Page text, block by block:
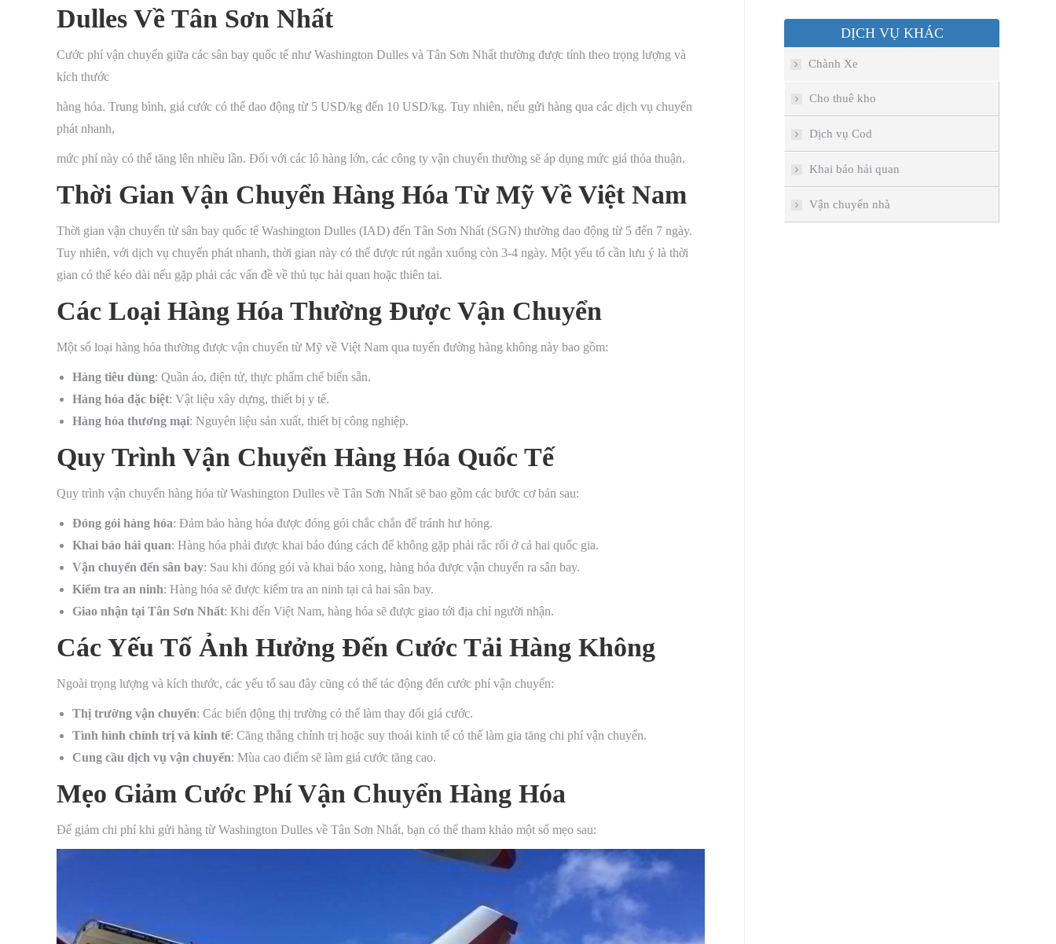
Dulles Về Tân Sơn Nhất
Cước phí vận chuyển giữa các sân bay quốc tế như Washington Dulles và Tân Sơn Nhất thường được tính theo trọng lượng và
kích thước
hàng hóa. Trung bình, giá cước có thể dao động từ 5 USD/kg đến 10 USD/kg. Tuy nhiên, nếu gửi hàng qua các dịch vụ chuyển
phát nhanh,
mức phí này có thể tăng lên nhiều lần. Đối với các lô hàng lớn, các công ty vận chuyển thường sẽ áp dụng mức giá thỏa thuận.
Thời Gian Vận Chuyển Hàng Hóa Từ Mỹ Về Việt Nam
Thời gian vận chuyển từ sân bay quốc tế Washington Dulles (IAD) đến Tân Sơn Nhất (SGN) thường dao động từ 5 đến 7 ngày.
Tuy nhiên, với dịch vụ chuyển phát nhanh, thời gian này có thể được rút ngắn xuống còn 3-4 ngày. Một yếu tố cần lưu ý là thời
gian có thể kéo dài nếu gặp phải các vấn đề về thủ tục hải quan hoặc thiên tai.
Các Loại Hàng Hóa Thường Được Vận Chuyển
Một số loại hàng hóa thường được vận chuyển từ Mỹ về Việt Nam qua tuyến đường hàng không này bao gồm:
Hàng tiêu dùng: Quần áo, điện tử, thực phẩm chế biến sẵn.
Hàng hóa đặc biệt: Vật liệu xây dựng, thiết bị y tế.
Hàng hóa thương mại: Nguyên liệu sản xuất, thiết bị công nghiệp.
Quy Trình Vận Chuyển Hàng Hóa Quốc Tế
Quy trình vận chuyển hàng hóa từ Washington Dulles về Tân Sơn Nhất sẽ bao gồm các bước cơ bản sau:
Đóng gói hàng hóa: Đảm bảo hàng hóa được đóng gói chắc chắn để tránh hư hỏng.
Khai báo hải quan: Hàng hóa phải được khai báo đúng cách để không gặp phải rắc rối ở cả hai quốc gia.
Vận chuyển đến sân bay: Sau khi đóng gói và khai báo xong, hàng hóa được vận chuyển ra sân bay.
Kiểm tra an ninh: Hàng hóa sẽ được kiểm tra an ninh tại cả hai sân bay.
Giao nhận tại Tân Sơn Nhất: Khi đến Việt Nam, hàng hóa sẽ được giao tới địa chỉ người nhận.
Các Yếu Tố Ảnh Hưởng Đến Cước Tải Hàng Không
Ngoài trọng lượng và kích thước, các yếu tố sau đây cũng có thể tác động đến cước phí vận chuyển:
Thị trường vận chuyển: Các biến động thị trường có thể làm thay đổi giá cước.
Tình hình chính trị và kinh tế: Căng thẳng chính trị hoặc suy thoái kinh tế có thể làm gia tăng chi phí vận chuyển.
Cung cầu dịch vụ vận chuyển: Mùa cao điểm sẽ làm giá cước tăng cao.
Mẹo Giảm Cước Phí Vận Chuyển Hàng Hóa
Để giảm chi phí khi gửi hàng từ Washington Dulles về Tân Sơn Nhất, bạn có thể tham khảo một số mẹo sau:
DỊCH VỤ KHÁC
Chành Xe
Cho thuê kho
Dịch vụ Cod
Khai báo hải quan
Vận chuyển nhà